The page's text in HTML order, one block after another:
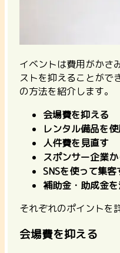
イベントは費用がかさ
ストを抑えることがで
の方法を紹介します。
会場費を抑える
レンタル備品を
人件費を見直す
スポンサー企業
SNSを使って集客
補助金・助成金
それぞれのポイントを
会場費を抑える